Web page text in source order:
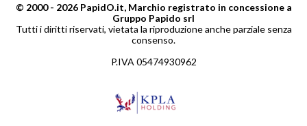
© 2000 - 2026 PapidO.it, Marchio registrato in concessione a
Gruppo Papido srl
Tutti i diritti riservati, vietata la riproduzione anche parziale senza
consenso.
P.IVA 05474930962